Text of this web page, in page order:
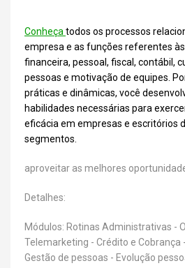
Conheça todos os processos
empresa e as funções referentes
financeira, pessoal, fiscal, contábil,
pessoas e motivação de equipes.
práticas e dinâmicas, você
habilidades necessárias para
eficácia em empresas e escritórios
segmentos.
aproveitar as melhores
Detalhes:
Módulos: Rotinas Administrativas -
Telemarketing - Crédito e Cobrança
Gestão de pessoas - Evolução